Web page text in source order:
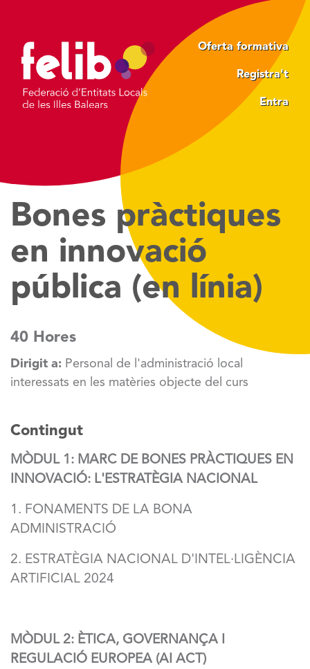
contingut
Oferta formativa
Registra't
Entra
Bones pràctiques
en innovació
pública (en línia)
40 Hores
Dirigit a: Personal de l'administració local
interessats en les matèries objecte del curs
Contingut
MÒDUL 1: MARC DE BONES PRÀCTIQUES EN
INNOVACIÓ: L'ESTRATÈGIA NACIONAL
1. FONAMENTS DE LA BONA
ADMINISTRACIÓ
2. ESTRATÈGIA NACIONAL D'INTEL·LIGÈNCIA
ARTIFICIAL 2024
MÒDUL 2: ÈTICA, GOVERNANÇA I
REGULACIÓ EUROPEA (AI ACT)